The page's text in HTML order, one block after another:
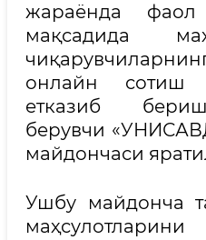
жараёнда
мақсадида
онлайн сотиш
етказиб
берувчи
майдончаси
Ушбу майдонча
маҳсулотларини